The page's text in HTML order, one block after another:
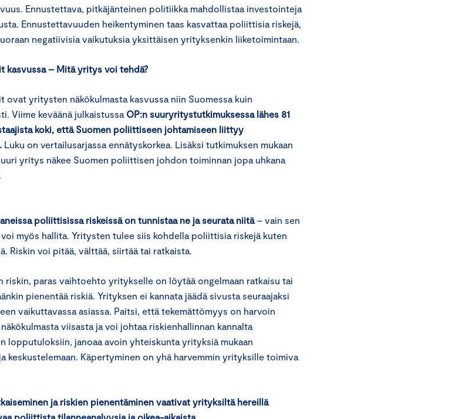
Ennustettava, pitkäjänteinen politiikka mahdollistaa investointeja
Ennustettavuuden heikentyminen taas kasvattaa poliittisia riskejä,
negatiivisia vaikutuksia yksittäisen yrityksenkin liiketoimintaan.
kasvussa – Mitä yritys voi tehdä?
ovat yritysten näkökulmasta kasvussa niin Suomessa kuin
Viime keväänä julkaistussa OP:n suuryritystutkimuksessa lähes 81
koki, että Suomen poliittiseen johtamiseen liittyy
Luku on vertailusarjassa ennätyskorkea. Lisäksi tutkimuksen mukaan
yritys näkee Suomen poliittisen johdon toiminnan jopa uhkana
poliittisissa riskeissä on tunnistaa ne ja seurata niitä– vain sen
voi myös hallita. Yritysten tulee siis kohdella poliittisia riskejä kuten
Riskin voi pitää, välttää, siirtää tai ratkaista.
riskin, paras vaihtoehto yritykselle on löytää ongelmaan ratkaisu tai
pienentää riskiä. Yrityksen ei kannata jäädä sivusta seuraajaksi
vaikuttavassa asiassa. Paitsi, että tekemättömyys on harvoin
viisasta ja voi johtaa riskienhallinnan kannalta
lopputuloksiin, janoaa avoin yhteiskunta yrityksiä mukaan
keskustelemaan. Käpertyminen on yhä harvemmin yrityksille toimiva
ja riskien pienentäminen vaativat yrityksiltä hereillä